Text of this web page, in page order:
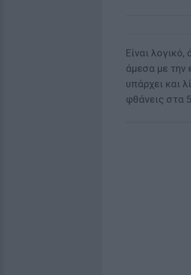
Είναι λογικό,
άμεσα με την
υπάρχει και
φθάνεις στα